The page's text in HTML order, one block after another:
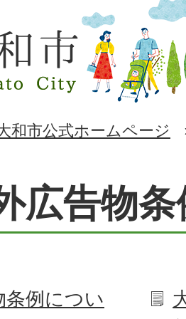
和市公式ホームページ
広告物条
条例につい